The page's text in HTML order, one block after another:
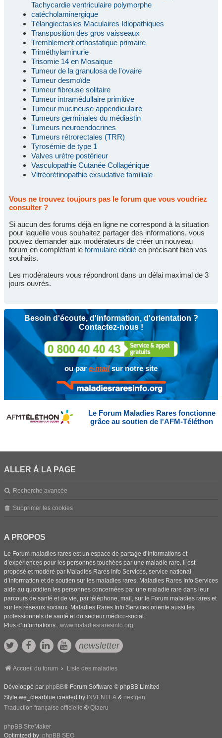
Tachycardie ventriculaire polymorphe
catécholaminergique
Télangiectasies Maculaires Idiopathiques
Transposition des gros vaisseaux
Tremblement orthostatique primaire
Triméthylaminurie
Trisomie 14 en Mosaique
Tumeur de la granulosa de l'ovaire
Tumeur desmoïde
Tumeur fibreuse solitaire
Tumeur intramédullaire primitive
Tumeur mucineuse appendiculaire
Tumeurs germinales du médiastin
Tumeurs neuroendocrines
Tumeurs rétrorectales (TRR)
Tyrosémie de type 1
Valves urètre postérieur
Vasculopathie Cutanée Collagénique
Vitréorétinopathie exsudative familiale
Vous ne trouvez toujours pas le forum que vous voudriez
consulter ?
Si aucun des forums déjà en ligne ne correspond à la situation
pour laquelle vous souhaitez partager des informations, vous
pouvez demander aux modérateurs de créer un nouveau
forum en complétant le formulaire dédié en précisant bien vos
souhaits.
Les modérateurs vous répondront dans un délai maximal de 3
jours ouvrés.
Besoin d'écoute, d'information, d'orientation ?
Contactez-nous !
ou pare-mailsur notre site
Le Forum Maladies Rares fonctionne
grâce au soutien de l'AFM-Téléthon
ALLER À LA PAGE
Recherche avancée
Supprimer les cookies
A PROPOS
Le Forum maladies rares est un espace de partage d’informations et
d’expériences pour les personnes touchées par une maladie rare. Il est
proposé et modéré par Maladies Rares Info Services, service national
d’information et de soutien sur les maladies rares. Maladies Rares Info Services
aide au quotidien les personnes concernées par une maladie rare dans leur
parcours de santé et de vie, par téléphone, mail, sur le Forum maladies rares et
sur les réseaux sociaux. Maladies Rares Info Services oriente aussi les
professionnels de santé et du secteur médico-social.
Plus d’informations : www.maladiesraresinfo.org
newsletter
Accueil du forum Liste des maladies
Développé par phpBB® Forum Software © phpBB Limited
Style we_clearblue created by INVENTEA & nextgen
Traduction française officielle © Qiaeru
phpBB SiteMaker
Optimized by: phpBB SEO